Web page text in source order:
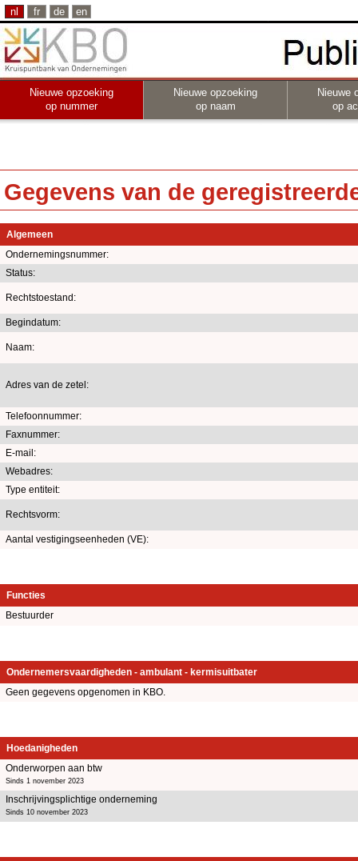
nl fr de en
Nieuwe opzoeking
op nummer
Nieuwe opzoeking
op naam
Nieuwe
op
Gegevens van de
Algemeen
Ondernemingsnummer:
Status:
Rechtstoestand:
Begindatum:
Naam:
Adres van de zetel:
Telefoonnummer:
Faxnummer:
E-mail:
Webadres:
Type entiteit:
Rechtsvorm:
Aantal vestigingseenheden (VE):
Functies
Bestuurder
Ondernemersvaardigheden - ambulant - kermisuitbater
Geen gegevens opgenomen in KBO.
Hoedanigheden
Onderworpen aan btw
Sinds 1 november 2023
Inschrijvingsplichtige onderneming
Sinds 10 november 2023